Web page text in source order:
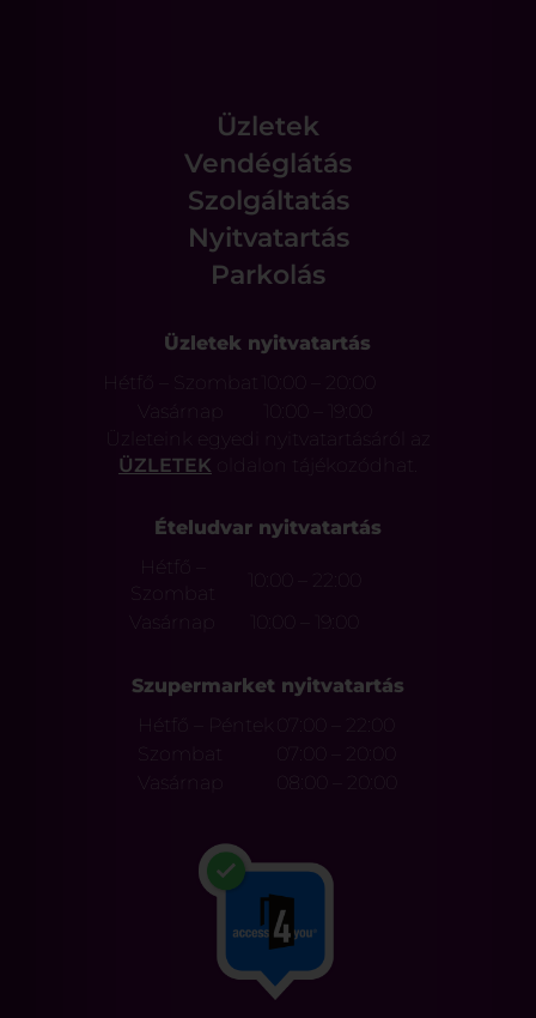
Üzletek
Vendéglátás
Szolgáltatás
Nyitvatartás
Parkolás
Üzletek nyitvatartás
Hétfő – Szombat
10:00 – 20:00
Vasárnap
Üzleteink egyedi nyitvatartásáról az
ÜZLETEK oldalon tájékozódhat.
Ételudvar nyitvatartás
Hétfő –
Szombat
10:00 – 22:00
Vasárnap
Szupermarket nyitvatartás
Hétfő – Péntek
07:00 – 22:00
Szombat
07:00 – 20:00
Vasárnap
08:00 – 20:00